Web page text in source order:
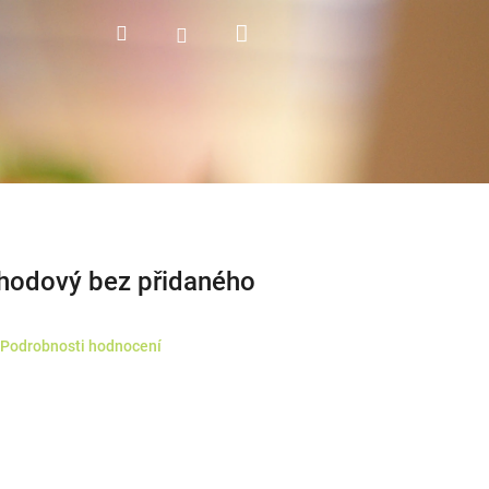
Hledat Přihlášení
bez přidaného
Podrobnosti hodnocení